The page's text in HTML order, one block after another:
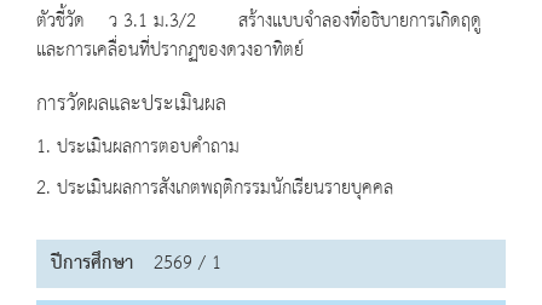
ตัวชี้วัด ว 3.1 ม.3/2 สร้างแบบจำลองที่อธิบายการเกิดฤดู
และการเคลื่อนที่ปรากฏของดวงอาทิตย์
การวัดผลและประเมินผล
1. ประเมินผลการตอบคำถาม
2. ประเมินผลการสังเกตพฤติกรรมนักเรียนรายบุคคล
ปีการศึกษา 2569 / 1